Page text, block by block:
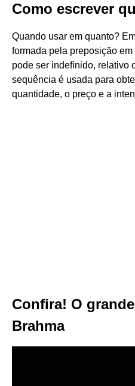
Como escrever
Quando usar em quanto?
formada pela preposição
pode ser indefinido, relativo
sequência é usada para
quantidade, o preço e a
Confira! O
Brahma